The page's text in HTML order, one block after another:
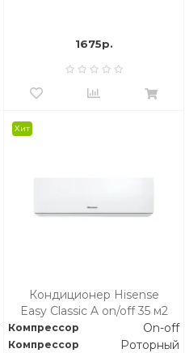
1675р.
Хит
Кондиционер Hisense
Easy Classic A on/off 35 м2
Компрессор On-off
Компрессор Роторный